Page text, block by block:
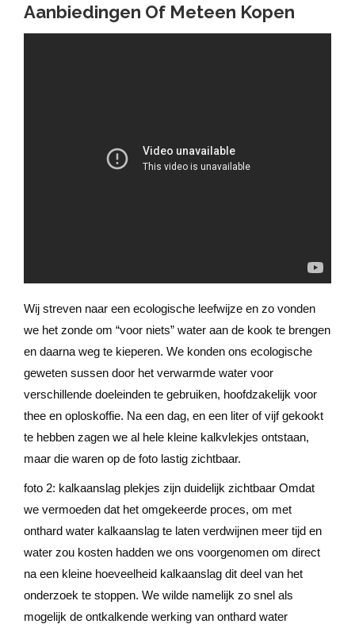
Aanbiedingen Of Meteen Kopen
Wij streven naar een ecologische leefwijze en zo vonden
we het zonde om “voor niets” water aan de kook te brengen
en daarna weg te kieperen. We konden ons ecologische
geweten sussen door het verwarmde water voor
verschillende doeleinden te gebruiken, hoofdzakelijk voor
thee en oploskoffie. Na een dag, en een liter of vijf gekookt
te hebben zagen we al hele kleine kalkvlekjes ontstaan,
maar die waren op de foto lastig zichtbaar.
foto 2: kalkaanslag plekjes zijn duidelijk zichtbaar Omdat
we vermoeden dat het omgekeerde proces, om met
onthard water kalkaanslag te laten verdwijnen meer tijd en
water zou kosten hadden we ons voorgenomen om direct
na een kleine hoeveelheid kalkaanslag dit deel van het
onderzoek te stoppen. We wilde namelijk zo snel als
mogelijk de ontkalkende werking van onthard water